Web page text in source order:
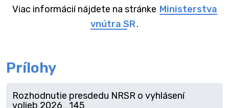
Viac informácií nájdete na stránke Ministerstva
vnútra SR.
Prílohy
Rozhodnutie presdedu NRSR o vyhlásení
volieb 2026_145